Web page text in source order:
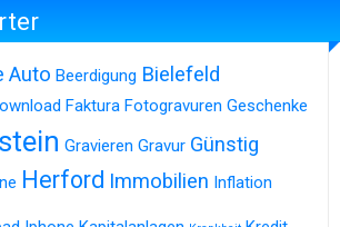
Auto Beerdigung Bielefeld
Faktura Fotogravuren Geschenke
Gravieren Gravur Günstig
Herford Immobilien Inflation